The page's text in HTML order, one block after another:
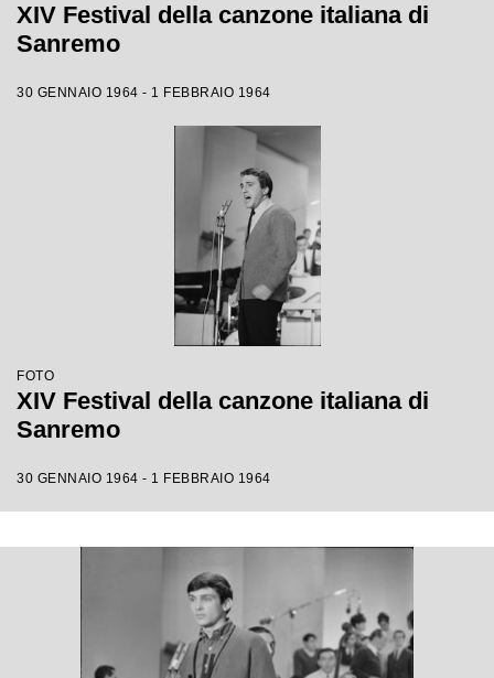
XIV Festival della canzone italiana di
Sanremo
30 GENNAIO 1964 - 1 FEBBRAIO 1964
FOTO
XIV Festival della canzone italiana di
Sanremo
30 GENNAIO 1964 - 1 FEBBRAIO 1964